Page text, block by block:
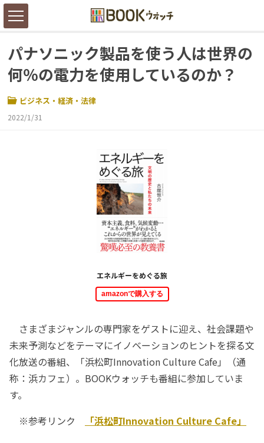
パナソニック製品を使う人は世界の
何％の電力を使用しているのか？
ビジネス・経済・法律
2022/1/31
エネルギーをめぐる旅
amazonで購入する
さまざまジャンルの専門家をゲストに迎え、社会課題や
未来予測などをテーマにイノベーションのヒントを探る文
化放送の番組、「浜松町Innovation Culture Cafe」（通
称：浜カフェ）。BOOKウォッチも番組に参加していま
す。
※参考リンク
「浜松町Innovation Culture Cafe」